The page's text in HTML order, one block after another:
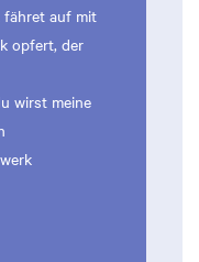
auf mit
opfert, der
wirst meine